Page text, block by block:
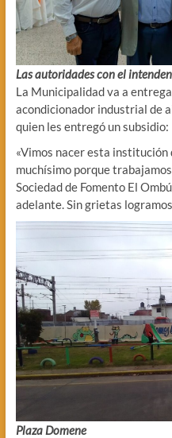
Las autoridades con el
La Municipalidad va a
acondicionador industrial de
quien les entregó un subsidio:
«Vimos nacer esta institución
muchísimo porque
Sociedad de Fomento El
adelante. Sin grietas
Plaza Domene